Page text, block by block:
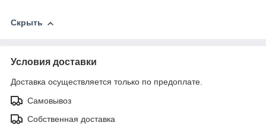
Скрыть
Условия доставки
Доставка осуществляется только по предоплате.
Самовывоз
Собственная доставка